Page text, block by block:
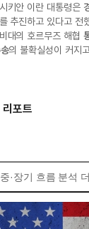
키안 이란 대통령은
추진하고 있다고 전
대의 호르무즈 해협
의 불확실성이 커지
포트
중·장기 흐름 분석